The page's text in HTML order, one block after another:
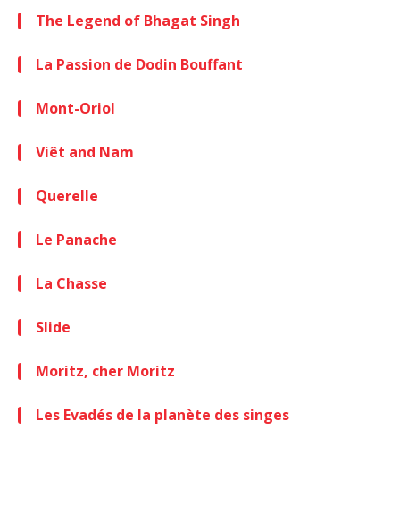
The Legend of Bhagat Singh
La Passion de Dodin Bouffant
Mont-Oriol
Viêt and Nam
Querelle
Le Panache
La Chasse
Slide
Moritz, cher Moritz
Les Evadés de la planète des singes